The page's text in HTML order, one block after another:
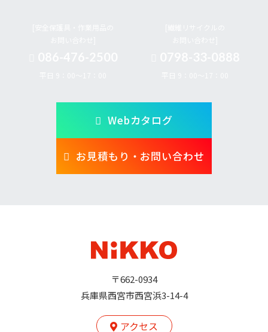
Webカタログ
お見積もり・お問い合わせ
〒662-0934
兵庫県西宮市西宮浜3-14-4
アクセス